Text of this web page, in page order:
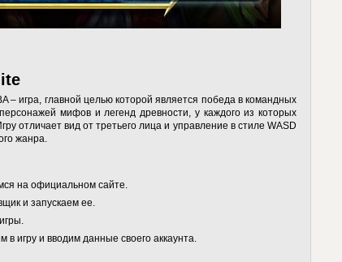
– игра, главной целью которой является победа в командных
мифов и легенд древности, у каждого из которых
отличает вид от третьего лица и управление в стиле WASD
жанра.
на официальном сайте.
и запускаем ее.
в игру и вводим данные своего аккаунта.